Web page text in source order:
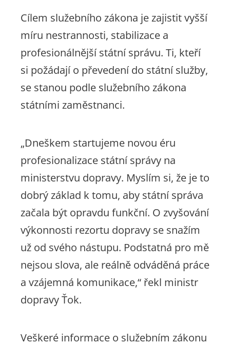
Cílem služebního zákona je zajistit vyšší
míru nestrannosti, stabilizace a
profesionálnější státní správu. Ti, kteří
si požádají o převedení do státní služby,
se stanou podle služebního zákona
státními zaměstnanci.
„Dneškem startujeme novou éru
profesionalizace státní správy na
ministerstvu dopravy. Myslím si, že je to
dobrý základ k tomu, aby státní správa
začala být opravdu funkční. O zvyšování
výkonnosti rezortu dopravy se snažím
už od svého nástupu. Podstatná pro mě
nejsou slova, ale reálně odváděná práce
a vzájemná komunikace,“ řekl ministr
dopravy Ťok.
Veškeré informace o služebním zákonu